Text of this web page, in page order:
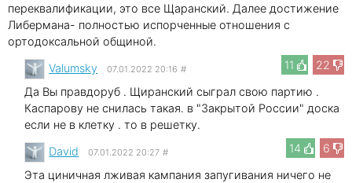
переквалификации, это все Щаранский. Далее достижение
Либермана- полностью испорченные отношения с
ортодоксальной общиной.
11
22
Valumsky 07.01.2022 20:16 #
Да Вы правдоруб . Щиранский сыграл свою партию .
Каспарову не снилась такая. в "Закрытой России" доска
если не в клетку . то в решетку.
14
6
David 07.01.2022 20:27 #
Эта циничная лживая кампания запугивания ничего не